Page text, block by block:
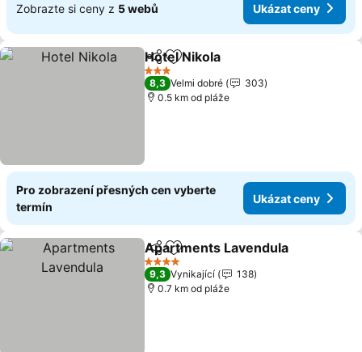
Zobrazte si ceny z 5 webů Ukázat ceny
SdíletPřidat na seznam oblíbených
Hotel Nikola
3 Počet hvězdiček
8,3 Velmi dobré
303
0.5 km od pláže
Pro zobrazení přesných cen vyberte
termín
Ukázat ceny
SdíletPřidat na seznam oblíbených
Apartments Lavendula
4 Počet hvězdiček
9,3 Vynikající
138
0.7 km od pláže